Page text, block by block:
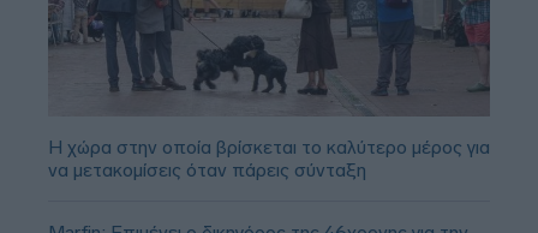
Η χώρα στην οποία βρίσκεται το καλύτερο μέρος για
να μετακομίσεις όταν πάρεις σύνταξη